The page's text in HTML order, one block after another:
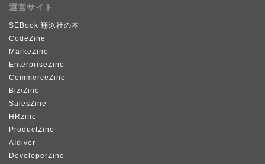
運営サイト
SEBook 翔泳社の本
CodeZine
MarkeZine
EnterpriseZine
CommerceZine
Biz/Zine
SalesZine
HRzine
ProductZine
AIdiver
DeveloperZine